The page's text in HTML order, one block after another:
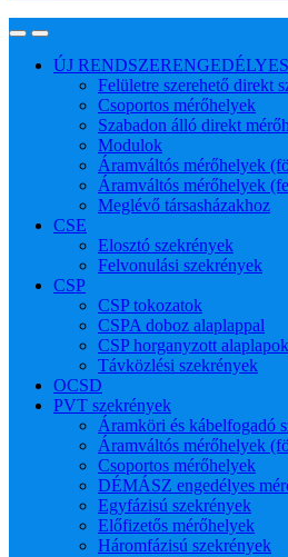
ÚJ
Felületre szerehető direkt
Csoportos mérőhelyek
Szabadon álló direkt
Modulok
Áramváltós mérőhelyek
Áramváltós mérőhelyek
Meglévő társasházakhoz
CSE
Elosztó szekrények
Felvonulási szekrények
CSP
CSP tokozatok
CSPA doboz alaplappal
CSP horganyzott alaplapok
Távközlési szekrények
OCSD
PVT szekrények
Áramköri és kábelfogadó
Áramváltós mérőhelyek
Csoportos mérőhelyek
DÉMÁSZ engedélyes
Egyfázisú szekrények
Előfizetős mérőhelyek
Háromfázisú szekrények